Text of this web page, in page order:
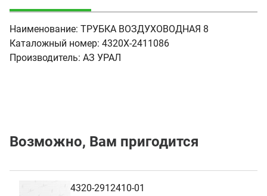
(активная вкладка)
Наименование: ТРУБКА ВОЗДУХОВОДНАЯ 8
Каталожный номер: 4320Х-2411086
Производитель: АЗ УРАЛ
Возможно, Вам пригодится
4320-2912410-01